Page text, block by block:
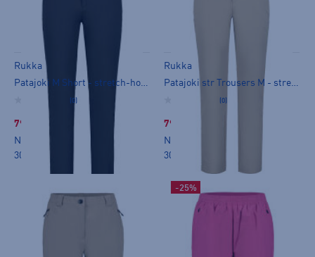
Rukka
Patajoki M Short - stretch-housut
(0)
79,99 €
Norm. hinta:
30pv alin hinta: 79,99€
Rukka
Patajoki str Trousers M - stretch-housut
(0)
79,99 €
Norm. hinta:
30pv alin hinta: 79,99€
-25%